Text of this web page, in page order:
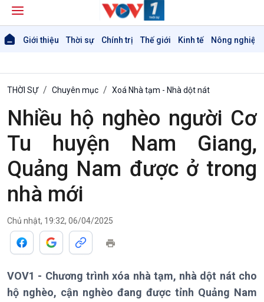
Giới thiệu Thời sự Chính trị Thế giới Kinh tế Nông nghiệp
THỜI SỰ Chuyên mục Xoá Nhà tạm - Nhà dột nát
Nhiều hộ nghèo người Cơ
Tu huyện Nam Giang,
Quảng Nam được ở trong
nhà mới
Chủ nhật, 19:32, 06/04/2025
VOV1 - Chương trình xóa nhà tạm, nhà dột nát cho
hộ nghèo, cận nghèo đang được tỉnh Quảng Nam